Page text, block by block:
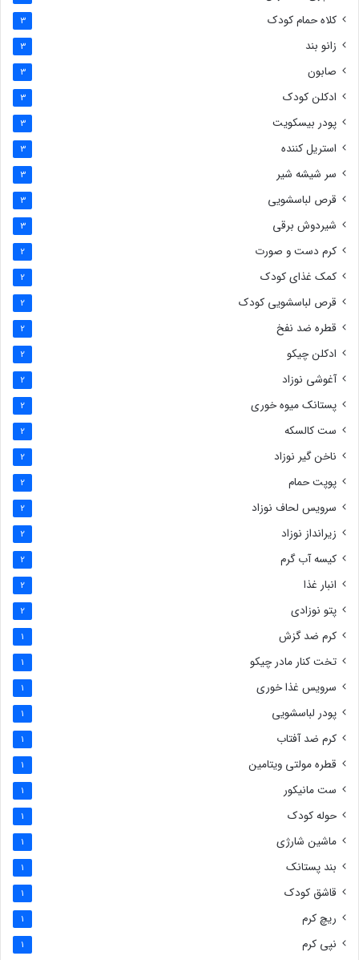
کلاه حمام کودک 3
زانو بند 3
صابون 3
ادکلن کودک 3
پودر بیسکویت 3
استریل کننده 3
سر شیشه شیر 3
قرص لباسشویی 3
شیردوش برقی 3
کرم دست و صورت 2
کمک غذای کودک 2
قرص لباسشویی کودک 2
قطره ضد نفخ 2
ادکلن چیکو 2
آغوشی نوزاد 2
پستانک میوه خوری 2
ست کالسکه 2
ناخن گیر نوزاد 2
پوپت حمام 2
سرویس لحاف نوزاد 2
زیرانداز نوزاد 2
کیسه آب گرم 2
انبار غذا 2
پتو نوزادی 2
کرم ضد گزش 1
تخت کنار مادر چیکو 1
سرویس غذا خوری 1
پودر لباسشویی 1
کرم ضد آفتاب 1
قطره مولتی ویتامین 1
ست مانیکور 1
حوله کودک 1
ماشین شارژی 1
بند پستانک 1
قاشق کودک 1
ریچ کرم 1
نپی کرم 1